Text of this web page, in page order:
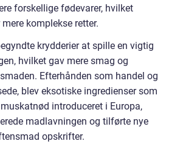
forskellige fødevarer, hvilket
komplekse retter.
krydderier at spille en vigtig
hvilket gav mere smag og
Efterhånden som handel og
blev eksotiske ingredienser som
introduceret i Europa,
madlavningen og tilførte nye
opskrifter.